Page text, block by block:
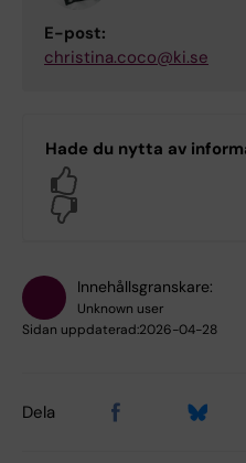
E-post:
christina.coco@ki.se
Hade du nytta av
Innehållsgranskare:
Unknown user
Sidan uppdaterad:2026-04-28
Dela